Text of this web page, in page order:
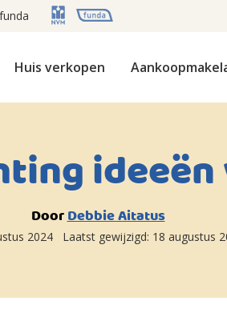
Huis verkopen
DoorDebbie Aitatus
2024 Laatst gewijzigd: 18 augustus